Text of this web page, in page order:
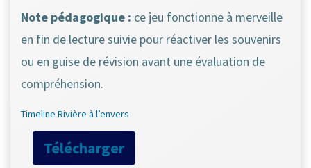
Note pédagogique : ce jeu fonctionne à merveille
en fin de lecture suivie pour réactiver les souvenirs
ou en guise de révision avant une évaluation de
compréhension.
Timeline Rivière à l’envers
Télécharger